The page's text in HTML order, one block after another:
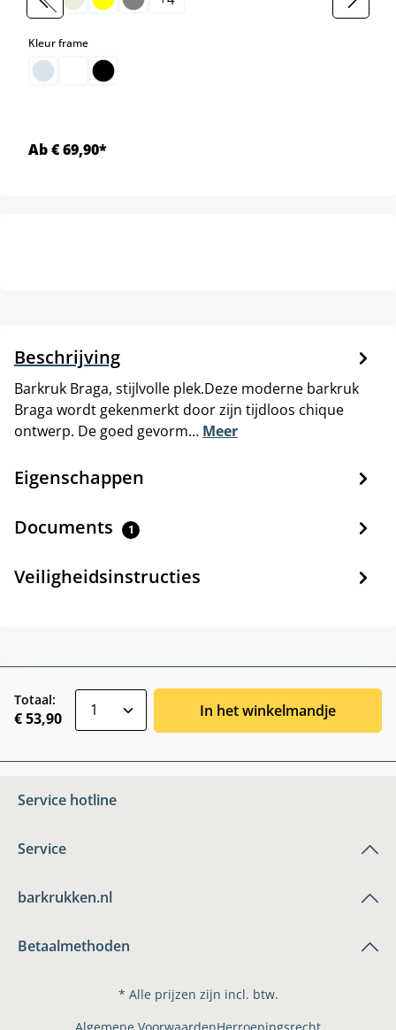
(Deze optie is momenteel niet beschikbaar.)
Kleur frameselect
Ab € 69,90*
Beschrijving
Barkruk Braga, stijlvolle plek.Deze moderne barkruk
Braga wordt gekenmerkt door zijn tijdloos chique
ontwerp. De goed gevorm… Meer
Eigenschappen
Documents 1
Veiligheidsinstructies
Totaal:
€ 53,90 In het winkelmandje
Service hotline
Service
barkrukken.nl
Betaalmethoden
* Alle prijzen zijn incl. btw.